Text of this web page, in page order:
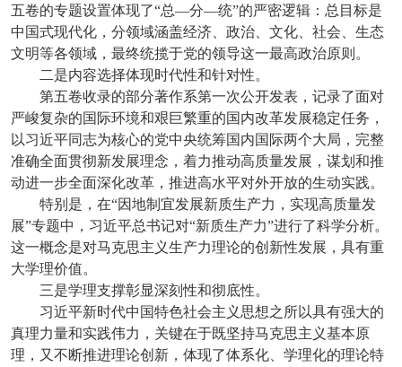
五卷的专题设置体现了“总—分—统”的严密逻辑：总目标是
中国式现代化，分领域涵盖经济、政治、文化、社会、生态
文明等各领域，最终统揽于党的领导这一最高政治原则。
二是内容选择体现时代性和针对性。
第五卷收录的部分著作系第一次公开发表，记录了面对
严峻复杂的国际环境和艰巨繁重的国内改革发展稳定任务，
以习近平同志为核心的党中央统筹国内国际两个大局，完整
准确全面贯彻新发展理念，着力推动高质量发展，谋划和推
动进一步全面深化改革，推进高水平对外开放的生动实践。
特别是，在“因地制宜发展新质生产力，实现高质量发
展”专题中，习近平总书记对“新质生产力”进行了科学分析。
这一概念是对马克思主义生产力理论的创新性发展，具有重
大学理价值。
三是学理支撑彰显深刻性和彻底性。
习近平新时代中国特色社会主义思想之所以具有强大的
真理力量和实践伟力，关键在于既坚持马克思主义基本原
理，又不断推进理论创新，体现了体系化、学理化的理论特